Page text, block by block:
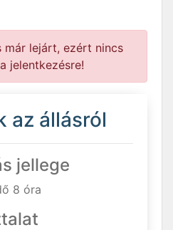
már lejárt, ezért nincs
jelentkezésre!
az állásról
jellege
8 óra